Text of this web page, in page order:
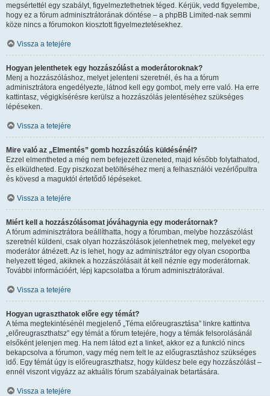
megsértettél egy szabályt, figyelmeztethetnek téged. Kérjük, vedd figyelembe,
hogy ez a fórum adminisztrátorának döntése – a phpBB Limited-nak semmi
köze nincs a fórumokon kiosztott figyelmeztetésekhez.
Vissza a tetejére
Hogyan jelenthetek egy hozzászólást a moderátoroknak?
Menj a hozzászóláshoz, melyet jelenteni szeretnél, és ha a fórum
adminisztrátora engedélyezte, látnod kell egy gombot, mely erre való. Ha erre
kattintasz, végigkísérésre kerülsz a hozzászólás jelentéséhez szükséges
lépéseken.
Vissza a tetejére
Mire való az „Elmentés” gomb hozzászólás küldésénél?
Ezzel elmentheted a még nem befejezett üzeneted, majd később folytathatod,
és elküldheted. Egy piszkozat betöltéséhez menj a felhasználói vezérlőpultra
és kövesd a maguktól értetődő lépéseket.
Vissza a tetejére
Miért kell a hozzászólásomat jóváhagynia egy moderátornak?
A fórum adminisztrátora beállíthatta, hogy a fórumban, melybe hozzászólást
szeretnél küldeni, csak olyan hozzászólások jelenhetnek meg, melyeket egy
moderátor átnézett. Az is lehet, hogy az adminisztrátor egy olyan csoportba
helyezett téged, akiknek a hozzászólásait át kell néznie egy moderátornak.
További információért, lépj kapcsolatba a fórum adminisztrátorával.
Vissza a tetejére
Hogyan ugraszthatok előre egy témát?
A téma megtekintésénél megjelenő „Téma előreugrasztása” linkre kattintva
„előreugraszthatsz” egy témát a fórum tetejére, hogy a témák felsorolásánál
elsőként jelenjen meg. Ha nem látod ezt a linket, akkor ez a funkció nincs
bekapcsolva a fórumon, vagy még nem telt le az előugrasztáshoz szükséges
idő. Egy témát úgy is előreugraszthatsz, hogy küldesz bele egy hozzászólást –
ennél viszont vigyázz az aktuális fórum szabályainak betartására.
Vissza a tetejére